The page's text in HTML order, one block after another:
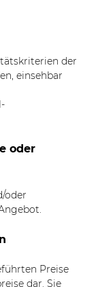
der
einsehbar
oder
oder
Preise
dar. Sie